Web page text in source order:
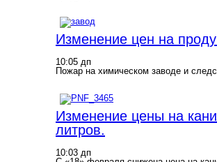
Изменение цен на
10:05 дп
Пожар на химическом заводе и
Изменение цены на
литров.
10:03 дп